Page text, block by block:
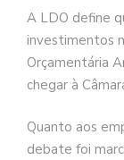
A LDO define
investimentos
Orçamentária
chegar à
Quanto aos
debate foi